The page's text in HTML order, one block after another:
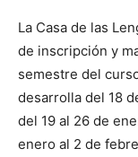
La Casa de las
de inscripción y
semestre del
desarrolla del 18
del 19 al 26 de
enero al 2 de